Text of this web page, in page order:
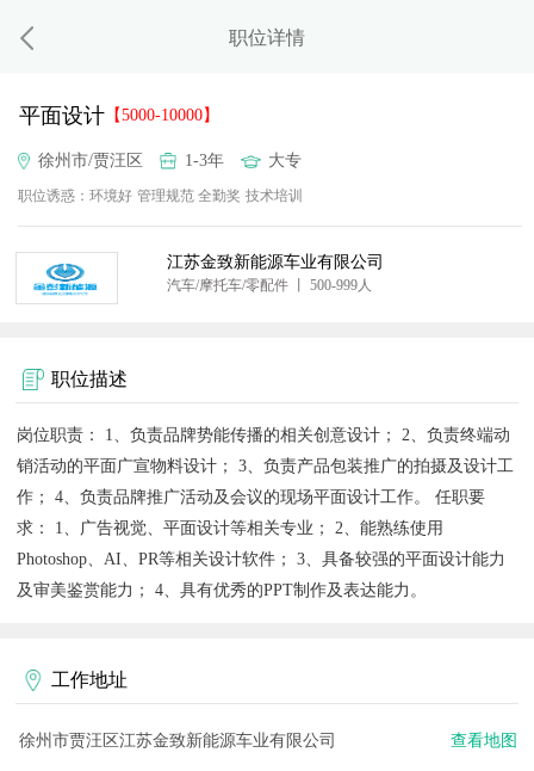
职位详情
平面设计【5000-10000】
徐州市/贾汪区 1-3年 大专
职位诱惑：环境好 管理规范 全勤奖 技术培训
江苏金致新能源车业有限公司
汽车/摩托车/零配件 丨 500-999人
职位描述
岗位职责： 1、负责品牌势能传播的相关创意设计； 2、负责终端动
销活动的平面广宣物料设计； 3、负责产品包装推广的拍摄及设计工
作； 4、负责品牌推广活动及会议的现场平面设计工作。 任职要
求： 1、广告视觉、平面设计等相关专业； 2、能熟练使用
Photoshop、AI、PR等相关设计软件； 3、具备较强的平面设计能力
及审美鉴赏能力； 4、具有优秀的PPT制作及表达能力。
工作地址
徐州市贾汪区江苏金致新能源车业有限公司 查看地图